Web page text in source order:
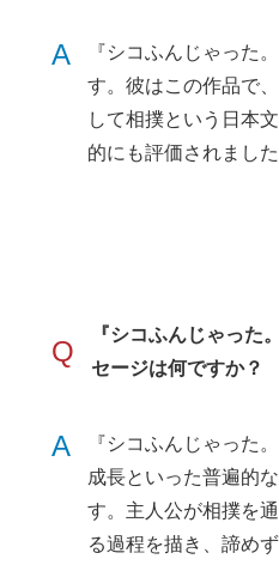
A
『シコふんじゃった
す。彼はこの作品で
して相撲という日本
的にも評価されました
Q
『シコふんじゃった
セージは何ですか？
A
『シコふんじゃった
成長といった普遍的
す。主人公が相撲を
る過程を描き、諦め